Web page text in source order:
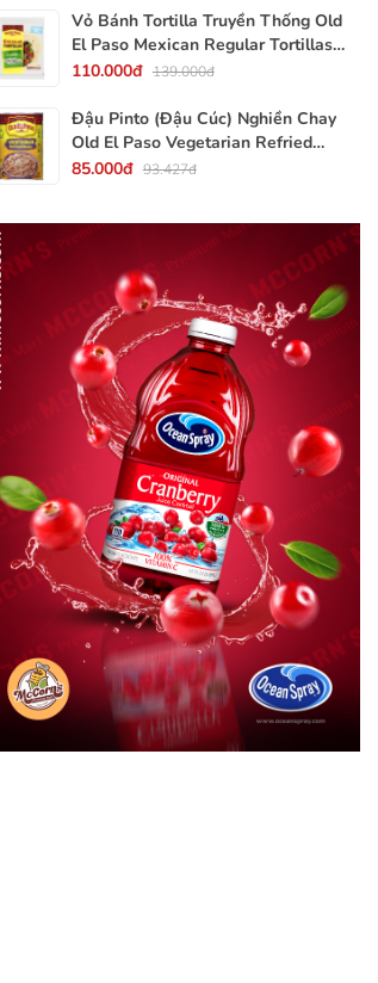
Vỏ Bánh Tortilla Truyền Thống Old
El Paso Mexican Regular Tortillas
Flour, Gói 240g (Gói 6 Vỏ)
110.000đ 139.000đ
Đậu Pinto (Đậu Cúc) Nghiền Chay
Old El Paso Vegetarian Refried
Beans, Lon 453g (16 Oz.) 1 Lb.
85.000đ 93.427đ